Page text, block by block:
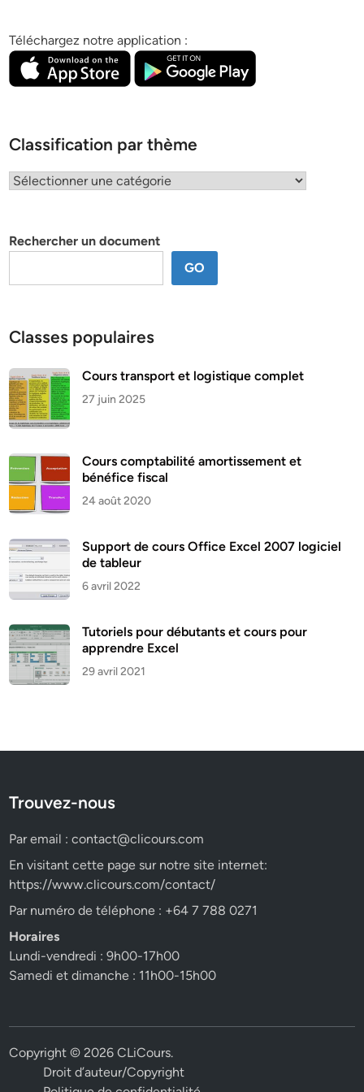
Téléchargez notre application :
Classification par thème
Classification
Rechercher un document
GO
Classes populaires
Cours transport et logistique complet
27 juin 2025
Cours comptabilité amortissement et
bénéfice fiscal
24 août 2020
Support de cours Office Excel 2007 logiciel
de tableur
6 avril 2022
Tutoriels pour débutants et cours pour
apprendre Excel
29 avril 2021
Trouvez-nous
Par email :contact@clicours.com
En visitant cette page sur notre site internet:
https://www.clicours.com/contact/
Par numéro de téléphone : +64 7 788 0271
Horaires
Lundi-vendredi : 9h00-17h00
Samedi et dimanche : 11h00-15h00
Copyright © 2026CLiCours.
Droit d’auteur/Copyright